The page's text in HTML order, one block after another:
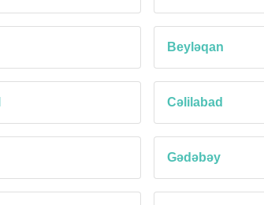
Beyləqan
Cəlilabad
Gədəbəy